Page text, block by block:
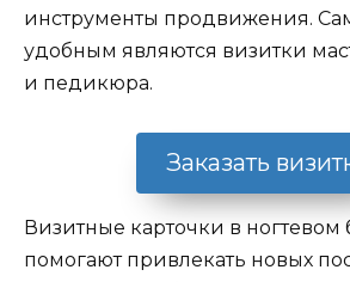
инструменты продвижения.
удобным являются визитки
и педикюра.
Заказать
Визитные карточки в ногтевом
помогают привлекать новых